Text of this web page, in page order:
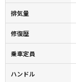
排気量
修復歴
乗車定員
ハンドル